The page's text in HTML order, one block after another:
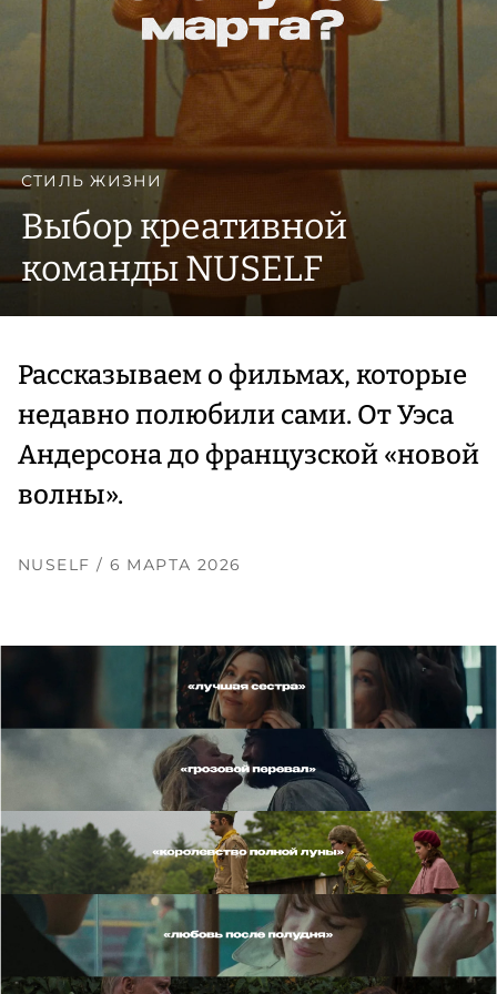
СТИЛЬ ЖИЗНИ
Выбор креативной
команды NUSELF
Рассказываем о фильмах, которые
недавно полюбили сами. От Уэса
Андерсона до французской «новой
волны».
NUSELF / 6 МАРТА 2026